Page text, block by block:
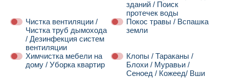
зданий / Поиск
протечек воды
Чистка вентиляции /
Чистка труб дымохода
/ Дезинфекция систем
вентиляции
Покос травы / Вспашка
земли
Химчистка мебели на
дому / Уборка квартир
Клопы / Тараканы /
Блохи / Муравьи /
Сеноед / Кожеед/ Вши